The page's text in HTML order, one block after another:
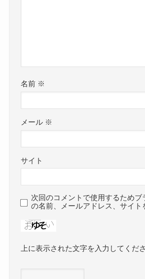
名前 ※
メール ※
サイト
次回のコメントで使用するためブ
の名前、メールアドレス、サイト
上に表示された文字を入力してくださ